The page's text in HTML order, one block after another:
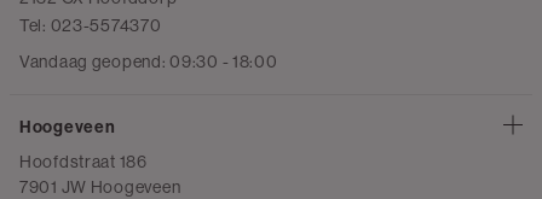
Tel: 023-5574370
Vandaag geopend: 09:30 - 18:00
Hoogeveen
Hoofdstraat 186
7901 JW Hoogeveen